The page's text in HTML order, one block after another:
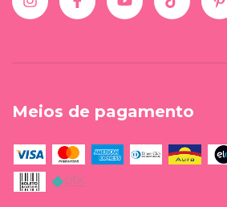
Meios de pagamento